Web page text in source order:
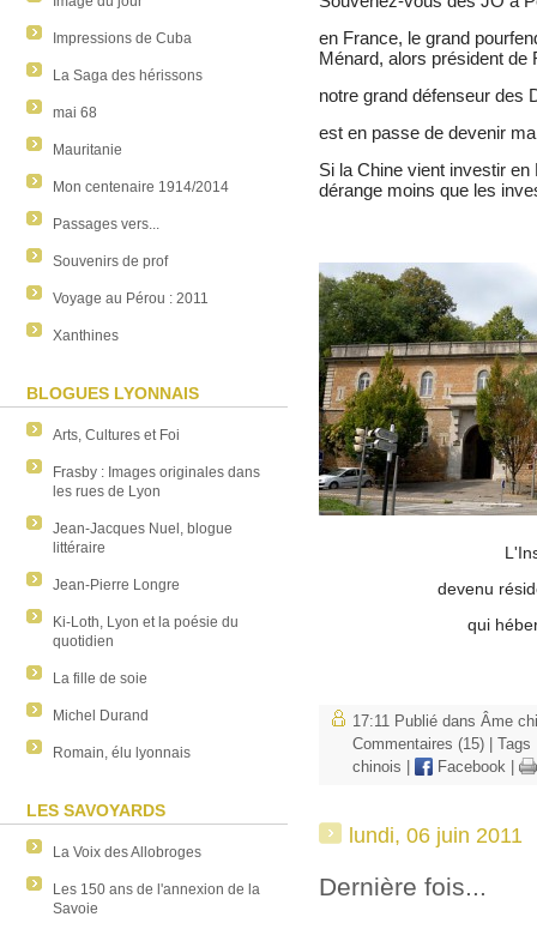
Impressions de Cuba
La Saga des hérissons
mai 68
Mauritanie
Mon centenaire 1914/2014
Passages vers...
Souvenirs de prof
Voyage au Pérou : 2011
Xanthines
BLOGUES LYONNAIS
Arts, Cultures et Foi
Frasby : Images originales dans
les rues de Lyon
Jean-Jacques Nuel, blogue
littéraire
Jean-Pierre Longre
Ki-Loth, Lyon et la poésie du
quotidien
La fille de soie
Michel Durand
Romain, élu lyonnais
LES SAVOYARDS
La Voix des Allobroges
Les 150 ans de l'annexion de la
Savoie
en France, le grand
Ménard, alors président de
notre grand défenseur des
est en passe de devenir
Si la Chine vient investir
dérange moins que les
devenu
qui
17:11 Publié dans Âme
Commentaires (15) |
chinois
Facebook
lundi, 06 juin 2011
Dernière fois...